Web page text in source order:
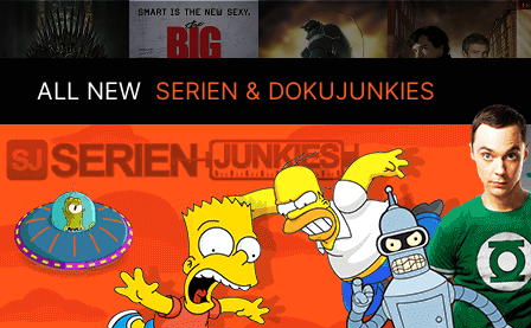
ALL NEW SERIEN & DOKUJUNKIES